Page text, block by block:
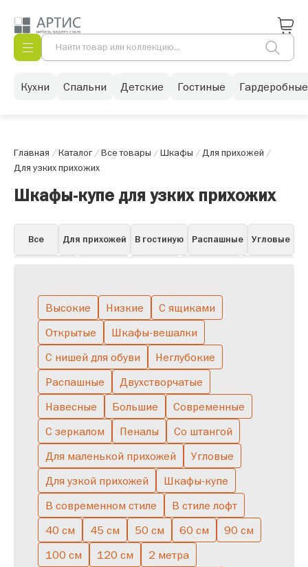
Кухни Спальни Детские Гостиные Гардеробные
Главная /Каталог/Все товары /Шкафы /Для прихожей /
Для узких прихожих
Шкафы-купе для узких прихожих
Все Для прихожей В гостиную Распашные Угловые
Витрины Белые в гостиную
С зеркалом С ящиками Низкие Буфет
С подсветкой Серые С полками Скандинавские
Полуоткрытые Большие Двухстворчатые В спальню
Однодверные Со штангой
Высокие Низкие
С ящиками
Открытые
Шкафы-вешалки
С нишей для обуви
Неглубокие
Распашные
Двухстворчатые
Навесные
Большие
Современные
С зеркалом
Пеналы
Со штангой
Для маленькой прихожей
Угловые
Для узкой прихожей
Шкафы-купе
В современном стиле
В стиле лофт
40 см
45 см 50 см 60 см
90 см
100 см
120 см
2 метра